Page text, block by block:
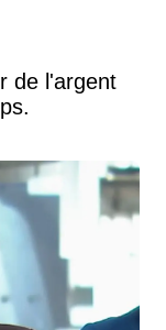
de l'argent